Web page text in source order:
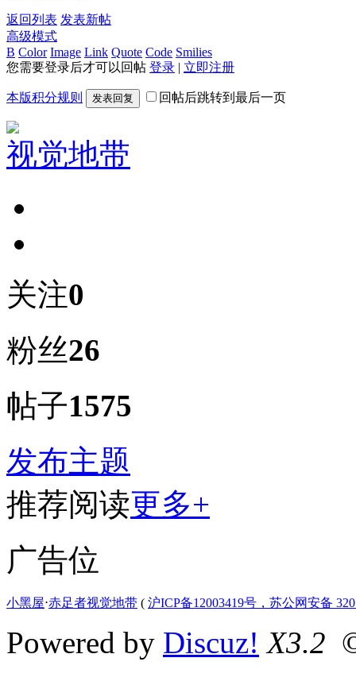
返回列表 发表新帖
高级模式
B Color Image Link Quote Code Smilies
您需要登录后才可以回帖 登录 | 立即注册
本版积分规则 发表回复 回帖后跳转到最后一页
视觉地带
关注0
粉丝26
帖子1575
发布主题
推荐阅读更多+
广告位
小黑屋⋅赤足者视觉地带 ( 沪ICP备12003419号，苏公网安备
Powered by Discuz! X3.2